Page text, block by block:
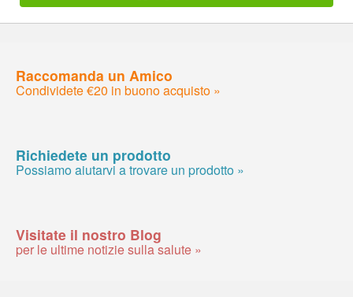
Raccomanda un Amico
Condividete €20 in buono acquisto »
Richiedete un prodotto
Possiamo aiutarvi a trovare un prodotto »
Visitate il nostro Blog
per le ultime notizie sulla salute »